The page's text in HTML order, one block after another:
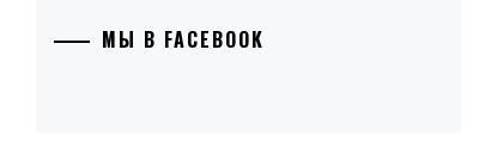
МЫ В FACEBOOK